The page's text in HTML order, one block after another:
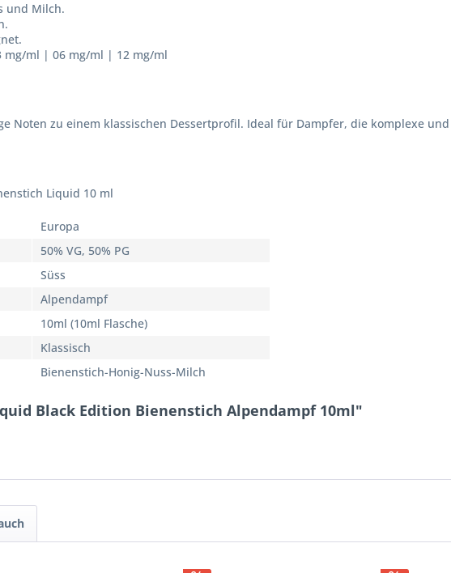
und Milch.
mg/ml | 06 mg/ml | 12 mg/ml
Noten zu einem klassischen Dessertprofil. Ideal für Dampfer, die komplexe
Liquid 10 ml
Europa
50% VG, 50% PG
Süss
Alpendampf
10ml (10ml Flasche)
Klassisch
Bienenstich-Honig-Nuss-Milch
Black Edition Bienenstich Alpendampf 10ml"